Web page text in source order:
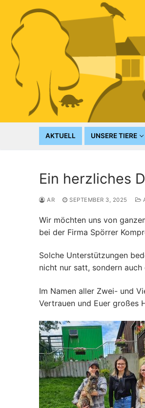
springen
AKTUELL UNSERE TIERE
Ein herzliches
AR SEPTEMBER 3, 2025
Wir möchten uns von
bei der Firma Spörrer
Solche Unterstützungen
nicht nur satt, sondern
Im Namen aller Zwei- und
Vertrauen und Euer großes